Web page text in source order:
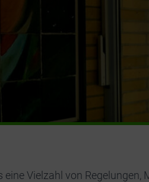
eine Vielzahl von